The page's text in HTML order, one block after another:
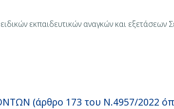
εκπαιδευτικών αναγκών και εξετάσεων
(άρθρο 173 του Ν.4957/2022